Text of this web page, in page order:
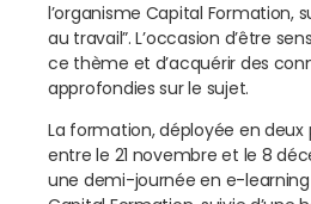
l’organisme Capital Formation,
au travail”. L’occasion d’être
ce thème et d’acquérir des
approfondies sur le sujet.
La formation, déployée en deux
entre le 21 novembre et le 8
une demi-journée en e-